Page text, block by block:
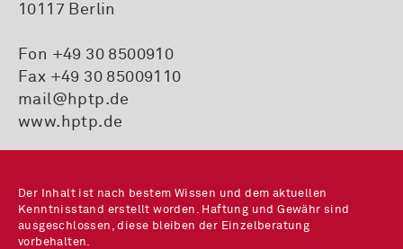
10117 Berlin
Fon +49 30 8500910
Fax +49 30 85009110
mail@hptp.de
www.hptp.de
Der Inhalt ist nach bestem Wissen und dem aktuellen
Kenntnisstand erstellt worden. Haftung und Gewähr sind
ausgeschlossen, diese bleiben der Einzelberatung
vorbehalten.